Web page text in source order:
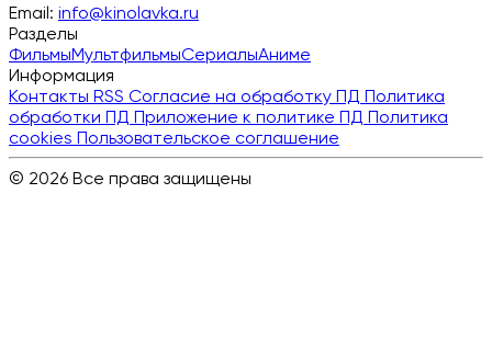
Email: info@kinolavka.ru
Разделы
ФильмыМультфильмыСериалыАниме
Информация
Контакты RSS Согласие на обработку ПД Политика
обработки ПД Приложение к политике ПД Политика
cookies Пользовательское соглашение
© 2026 Все права защищены